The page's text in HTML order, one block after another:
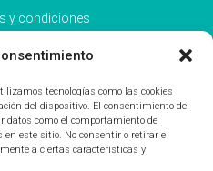
tecnologías como las cookies
del dispositivo. El consentimiento de
datos como el comportamiento de
este sitio. No consentir o retirar el
a ciertas características y
y condiciones